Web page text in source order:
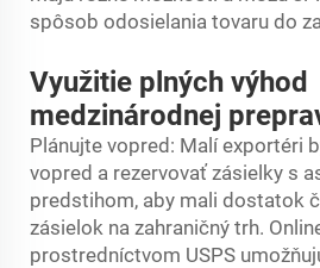
spôsob odosielania tovaru do
Využitie plných výhod
medzinárodnej
Plánujte vopred: Malí exportéri
vopred a rezervovať zásielky s
predstihom, aby mali dostatok
zásielok na zahraničný trh.
prostredníctvom USPS